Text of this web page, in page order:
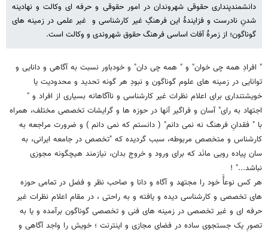
دانشمندپنداری حقوقی شهروندان در امور حقوقی و حرفه ای وکالت و نهادینه
شدنِ نادرست و فزایندۀ این فرهنگِ غیر کارشناسی و غیر علمی در زمینه های
گوناگون؛ از زمرۀ آفات اساسی فرهنگ حقوق شهروندی و وکالت است.
" افرادِ همه چی خوان" و " همه چی دان" و خودباور نسبت به آگاهی و دانایی و
توانایی در زمینه های علوم گوناگون و نبودِ هر گونه تحدید و محدودیت یا
خویشتنداری برای اعلام نظرات غیر کارشناسی و ناآگاهانه بسیاری از افراد و "
اجتهاد به رای" آسان و فراگیر آنها در حوزه ها و گرایشات تخصصی مختلف، همراه
با " فقدانِ فرهنگ نه نمی دانم" ( دانستم که نمی دانم ) و ضرورت مراجعه به
کارشناس و متخصص مربوطه، سبب گردیده که "تخصص در جامعه ایرانی، به
سان پیاده رویی مانَد که برای ورود و خروج بدان، نیازمند هیچگونه مجوزی
نباشد..." !
هر کس نوعاًًَ خود را مجتهد و آگاه و دانا و صاحب نظر و فضل در تمامی حوزه
های تخصصی و کارشناسی دیده و یافته و به راحتی ، در مقام اعلام نظرات غیر
حرفه ای و غیر تخصصی در زمینه های فنی و تخصصی گوناگون برآمده و یا به
تصورِ یک جستجوی ساده در فضای مجازی و اینترنت ؛ خویش را واجد آگاهی و